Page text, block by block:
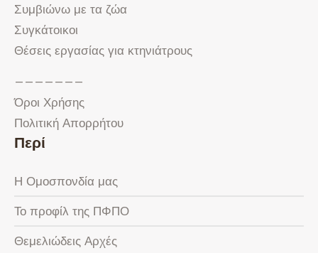
Συμβιώνω με τα ζώα
Συγκάτοικοι
Θέσεις εργασίας για κτηνιάτρους
———————
Όροι Χρήσης
Πολιτική Απορρήτου
Περί
Η Ομοσπονδία μας
Το προφίλ της ΠΦΠΟ
Θεμελιώδεις Αρχές